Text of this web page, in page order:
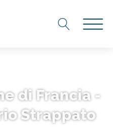
di Francia -
Strappato